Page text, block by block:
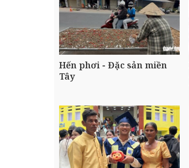
Hến phơi - Đặc sản miền
Tây